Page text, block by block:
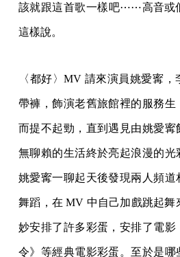
該就跟這首歌一樣吧⋯⋯高音或
這樣說。
〈都好〉MV 請來演員姚愛寗
帶褲，飾演老舊旅館裡的服務
而提不起勁，直到遇見由姚愛
無聊賴的生活終於亮起浪漫的
姚愛寗一聊起天後發現兩人頻
舞蹈，在 MV 中自己加戲跳起舞
妙安排了許多彩蛋，安排了電
令》等經典電影彩蛋。至於是哪